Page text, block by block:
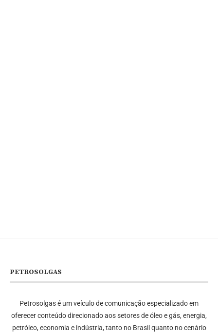
PETROSOLGAS
Petrosolgas é um veículo de comunicação especializado em
oferecer conteúdo direcionado aos setores de óleo e gás, energia,
petróleo, economia e indústria, tanto no Brasil quanto no cenário